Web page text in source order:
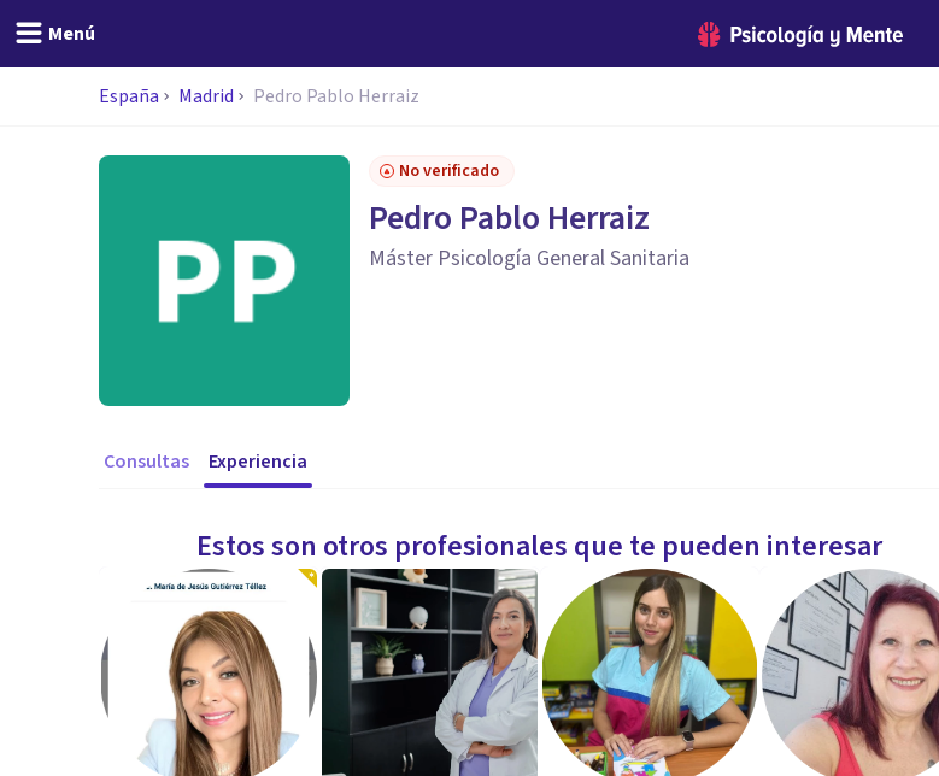
Menú
España Madrid Pedro Pablo Herraiz
No verificado
Pedro Pablo Herraiz
Máster Psicología General Sanitaria
Consultas Experiencia
Estos son otros profesionales que te pueden interesar